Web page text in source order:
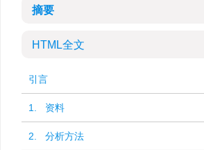
摘要
HTML全文
引言
1. 资料
2. 分析方法